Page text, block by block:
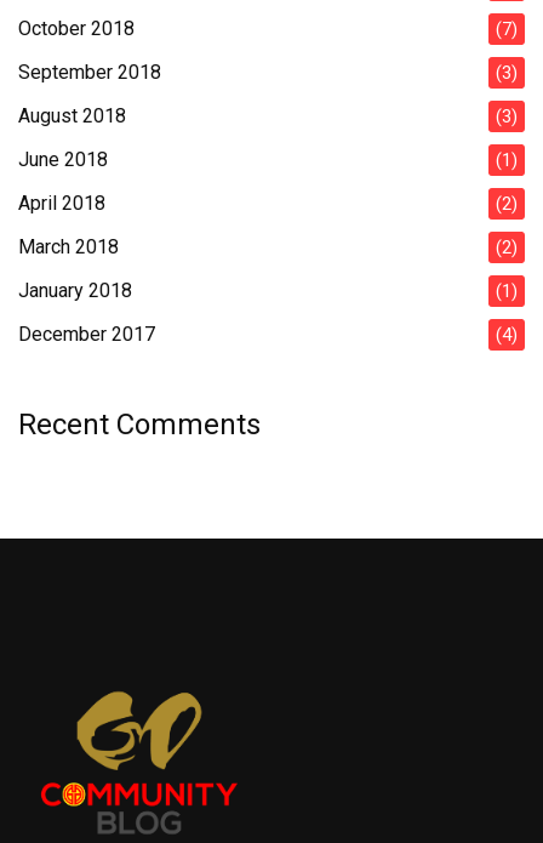
October 2018 (7)
September 2018 (3)
August 2018 (3)
June 2018 (1)
April 2018 (2)
March 2018 (2)
January 2018 (1)
December 2017 (4)
Recent Comments